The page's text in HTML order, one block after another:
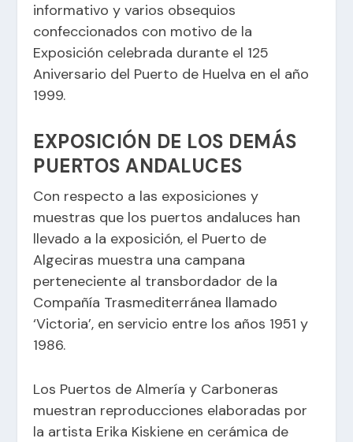
informativo y varios obsequios
confeccionados con motivo de la
Exposición celebrada durante el 125
Aniversario del Puerto de Huelva en el año
1999.
EXPOSICIÓN DE LOS DEMÁS
PUERTOS ANDALUCES
Con respecto a las exposiciones y
muestras que los puertos andaluces han
llevado a la exposición, el Puerto de
Algeciras muestra una campana
perteneciente al transbordador de la
Compañía Trasmediterránea llamado
‘Victoria’, en servicio entre los años 1951 y
1986.
Los Puertos de Almería y Carboneras
muestran reproducciones elaboradas por
la artista Erika Kiskiene en cerámica de